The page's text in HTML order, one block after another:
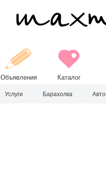
Объявления Каталог
Услуги Барахолка Авто